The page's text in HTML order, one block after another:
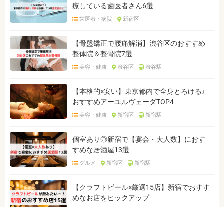
療している歯医者さん6選
歯医者・病院 新宿区
【骨盤矯正で腰痛解消】渋谷区のおすすめ
整体院＆整骨院7選
美容・健康 渋谷区 渋谷駅
【本格的×安い】東京都内で全身とろける♩
おすすめアーユルヴェーダTOP4
美容・健康 新宿区 新宿駅
個室あり◎新宿で【宴会・大人数】におす
すめな居酒屋13選
グルメ 新宿区 新宿駅
【クラフトビール×厳選15店】新宿でおすす
めなお店をピックアップ